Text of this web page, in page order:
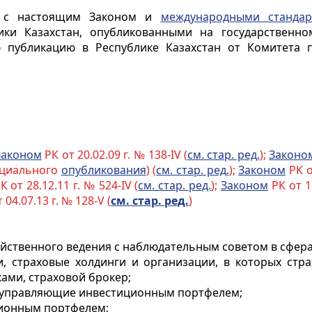
с настоящим Законом и международными
Казахстан, опубликованными на
в Республике Казахстан от Комитета
РК от 20.02.09 г. № 138-IV (см. стар. ред.);
опубликования) (см. стар. ред.);Законом РК
от 28.12.11 г. № 524-IV (см. стар. ред.);Законом РК от
г. № 128-V (см. стар. ред.)
ведения с наблюдательным советом в
страховые холдинги и организации, в которых
страховой брокер;
инвестиционным портфелем;
портфелем;